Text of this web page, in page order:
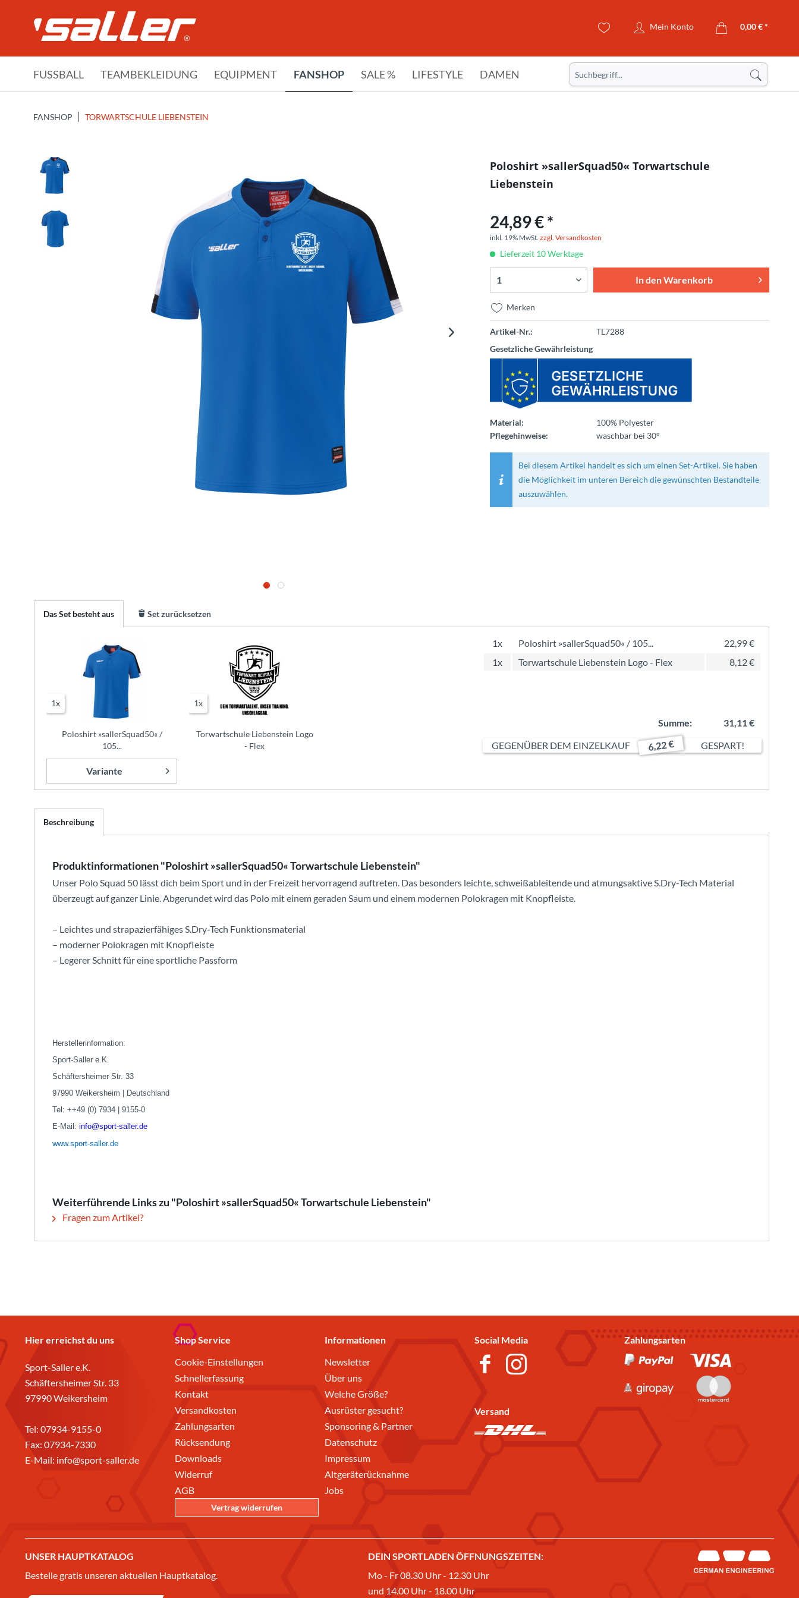
Mein Konto 0,00 € *
FUSSBALL TEAMBEKLEIDUNG EQUIPMENT FANSHOP SALE % LIFESTYLE DAMEN
FANSHOP TORWARTSCHULE LIEBENSTEIN
Poloshirt »sallerSquad50« Torwartschule
Liebenstein
24,89 € *
inkl. 19% MwSt. zzgl. Versandkosten
Lieferzeit 10 Werktage
In denWarenkorb
Merken
Artikel-Nr.:
TL7288
Gesetzliche Gewährleistung
Material:
100% Polyester
Pflegehinweise:
waschbar bei 30°
Bei diesem Artikel handelt es sich um einen Set-Artikel. Sie haben
die Möglichkeit im unteren Bereich die gewünschten Bestandteile
auszuwählen.
Das Set besteht aus Set zurücksetzen
1x
Poloshirt »sallerSquad50« /
105...
Variante
1x
Torwartschule Liebenstein Logo
- Flex
1x Poloshirt »sallerSquad50« / 105...
22,99 €
1x
Torwartschule Liebenstein Logo - Flex 8,12 €
Summe:
31,11 €
GEGENÜBER DEM EINZELKAUF
6,22 € GESPART!
Beschreibung
Produktinformationen "Poloshirt »sallerSquad50« Torwartschule Liebenstein"
Unser Polo Squad 50 lässt dich beim Sport und in der Freizeit hervorragend auftreten. Das besonders leichte, schweißableitende und atmungsaktive S.Dry-Tech Material
überzeugt auf ganzer Linie. Abgerundet wird das Polo mit einem geraden Saum und einem modernen Polokragen mit Knopfleiste.
– Leichtes und strapazierfähiges S.Dry-Tech Funktionsmaterial
– moderner Polokragen mit Knopfleiste
– Legerer Schnitt für eine sportliche Passform
Herstellerinformation:
Sport-Saller e.K.
Schäftersheimer Str. 33
97990 Weikersheim | Deutschland
Tel: ++49 (0) 7934 | 9155-0
E-Mail: info@sport-saller.de
www.sport-saller.de
Weiterführende Links zu "Poloshirt »sallerSquad50« Torwartschule Liebenstein"
Fragen zum Artikel?
Hier erreichst du uns
Sport-Saller e.K.
Schäftersheimer Str. 33
97990 Weikersheim
Tel: 07934-9155-0
Fax: 07934-7330
E-Mail: info@sport-saller.de
Shop Service
Cookie-Einstellungen
Schnellerfassung
Kontakt
Versandkosten
Zahlungsarten
Rücksendung
Downloads
Widerruf
AGB
Vertrag widerrufen
Informationen
Newsletter
Über uns
Welche Größe?
Ausrüster gesucht?
Sponsoring & Partner
Datenschutz
Impressum
Altgeräterücknahme
Jobs
Social Media
Versand
Zahlungsarten
UNSER HAUPTKATALOG
Bestelle gratis unseren aktuellen Hauptkatalog.
DEIN SPORTLADEN ÖFFNUNGSZEITEN:
Mo - Fr 08.30 Uhr - 12.30 Uhr
und 14.00 Uhr - 18.00 Uhr